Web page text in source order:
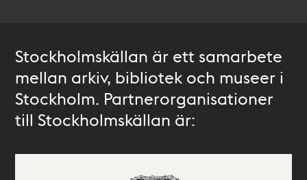
Stockholmskällan är ett samarbete
mellan arkiv, bibliotek och museer i
Stockholm. Partnerorganisationer
till Stockholmskällan är: